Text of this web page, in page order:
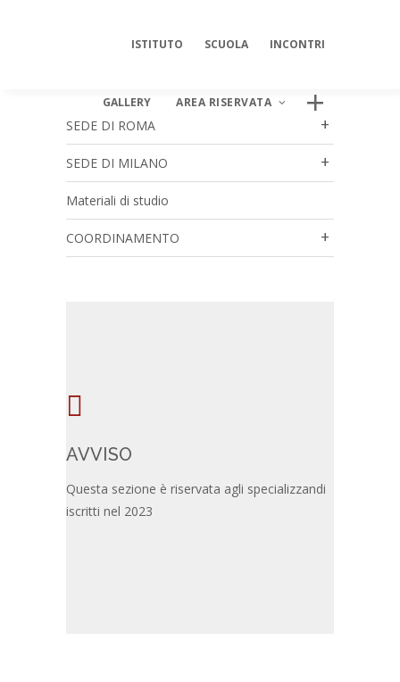
ISTITUTO SCUOLA INCONTRI
GALLERY AREA RISERVATA
Log In
SEDE DI ROMA
SEDE DI MILANO
Materiali di studio
COORDINAMENTO
AVVISO
Questa sezione è riservata agli specializzandi
iscritti nel 2023